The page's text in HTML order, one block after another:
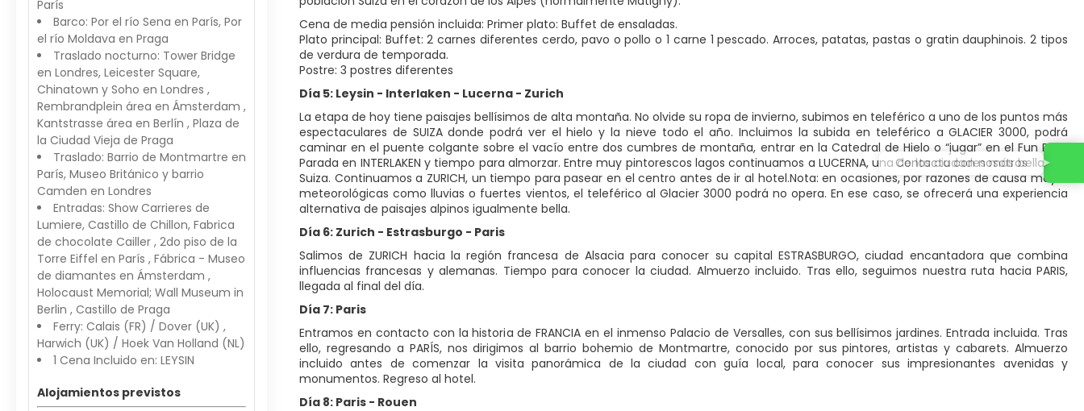
Cena de media pensión incluida: Primer plato: Buffet de ensaladas.
Plato principal: Buffet: 2 carnes diferentes cerdo, pavo o pollo o 1 carne 1 pescado. Arroces, patatas, pastas o gratin dauphinois. 2 tipos
de verdura de temporada.
Postre: 3 postres diferentes
Día 5: Leysin - Interlaken - Lucerna - Zurich
La etapa de hoy tiene paisajes bellísimos de alta montaña. No olvide su ropa de invierno, subimos en teleférico a uno de los puntos más
espectaculares de SUIZA donde podrá ver el hielo y la nieve todo el año. Incluimos la subida en teleférico a GLACIER 3000, podrá
caminar en el puente colgante sobre el vacío entre dos cumbres de montaña, entrar en la Catedral de Hielo o “jugar” en el Fun Park.
Parada en INTERLAKEN y tiempo para almorzar. Entre muy pintorescos lagos continuamos a LUCERNA, una de las ciudades más bellas de
Suiza. Continuamos a ZURICH, un tiempo para pasear en el centro antes de ir al hotel.Nota: en ocasiones, por razones de causa mayor
meteorológicas como lluvias o fuertes vientos, el teleférico al Glacier 3000 podrá no opera. En ese caso, se ofrecerá una experiencia
alternativa de paisajes alpinos igualmente bella.
Día 6: Zurich - Estrasburgo - Paris
Salimos de ZURICH hacia la región francesa de Alsacia para conocer su capital ESTRASBURGO, ciudad encantadora que combina
influencias francesas y alemanas. Tiempo para conocer la ciudad. Almuerzo incluido. Tras ello, seguimos nuestra ruta hacia PARIS,
llegada al final del día.
Día 7: Paris
Entramos en contacto con la historia de FRANCIA en el inmenso Palacio de Versalles, con sus bellísimos jardines. Entrada incluida. Tras
ello, regresando a PARÍS, nos dirigimos al barrio bohemio de Montmartre, conocido por sus pintores, artistas y cabarets. Almuerzo
incluido antes de comenzar la visita panorámica de la ciudad con guía local, para conocer sus impresionantes avenidas y
monumentos. Regreso al hotel.
Día 8: Paris - Rouen
París
Barco: Por el río Sena en París, Por
el río Moldava en Praga
Traslado nocturno: Tower Bridge
en Londres, Leicester Square,
Chinatown y Soho en Londres ,
Rembrandplein área en Ámsterdam ,
Kantstrasse área en Berlín , Plaza de
la Ciudad Vieja de Praga
Traslado: Barrio de Montmartre en
París, Museo Británico y barrio
Camden en Londres
Entradas: Show Carrieres de
Lumiere, Castillo de Chillon, Fabrica
de chocolate Cailler , 2do piso de la
Torre Eiffel en París , Fábrica - Museo
de diamantes en Ámsterdam ,
Holocaust Memorial; Wall Museum in
Berlin , Castillo de Praga
Ferry: Calais (FR) / Dover (UK) ,
Harwich (UK) / Hoek Van Holland (NL)
1 Cena Incluido en: LEYSIN
Alojamientos previstos
Contacta con nosotros